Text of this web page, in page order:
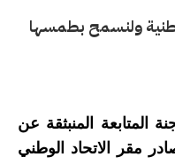
وطنية ولنسمح بطمسها
المتابعة المنبثقة عن
مقر الاتحاد الوطني